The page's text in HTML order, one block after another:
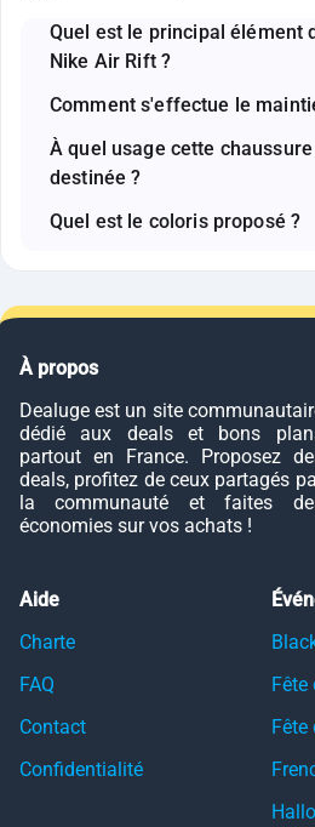
Quel est le principal élément
Nike Air Rift ?
Comment s'effectue le
À quel usage cette
destinée ?
Quel est le coloris proposé ?
À propos
Dealuge est un site
dédié aux deals et bons
partout en France. Proposez
deals, profitez de ceux partagés
la communauté et faites
économies sur vos achats !
Aide
Charte
FAQ
Contact
Confidentialité
Fête
Fête